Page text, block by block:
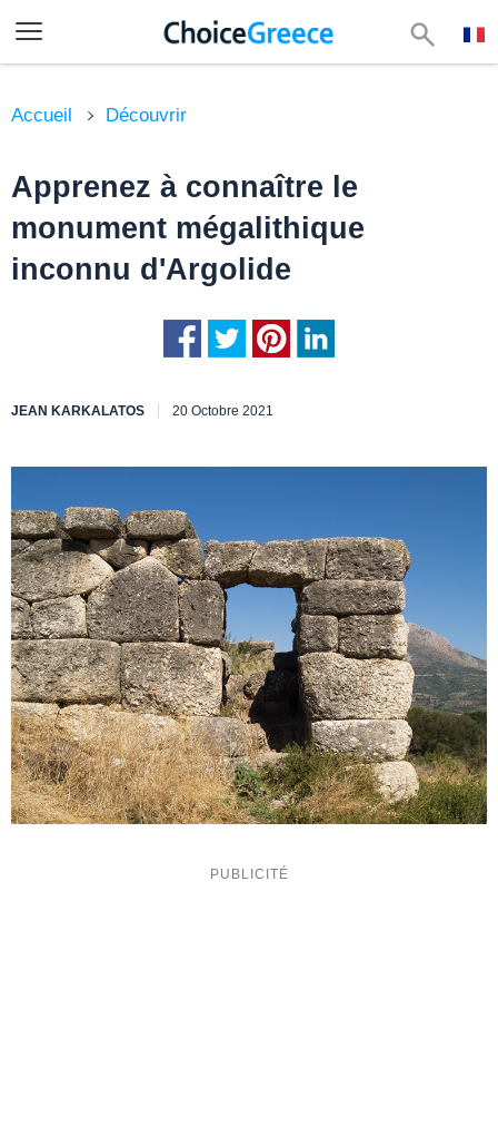
Accueil Découvrir
Apprenez à connaître le
monument mégalithique
inconnu d'Argolide
JEAN KARKALATOS 20 Octobre 2021